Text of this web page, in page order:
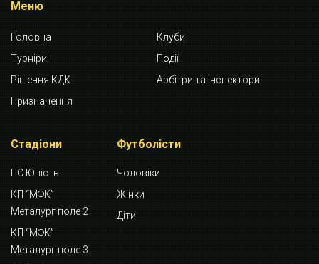
Меню
Головна
Клуби
Турніри
Події
Рішення КДК
Арбітри та інспектори
Призначення
Стадіони
ПС Юність
КП “МФК”
Металург поле 2
КП “МФК”
Металург поле 3
Футболісти
Чоловіки
Жінки
Діти